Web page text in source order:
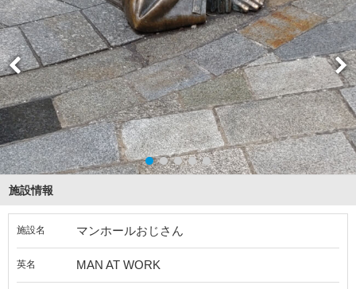
施設情報
施設名 マンホールおじさん
英名 MAN AT WORK